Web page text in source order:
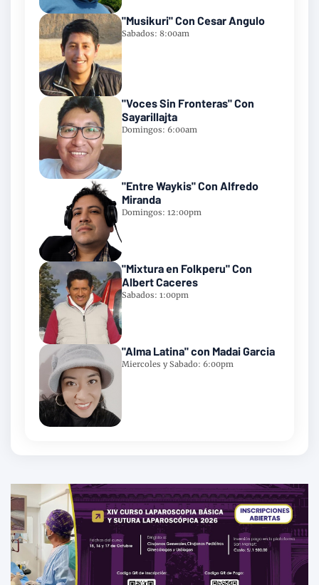
"Musikuri" Con Cesar Angulo
Sabados: 8:00am
"Voces Sin Fronteras" Con
Sayarillajta
Domingos: 6:00am
"Entre Waykis" Con Alfredo
Miranda
Domingos: 12:00pm
"Mixtura en Folkperu" Con
Albert Caceres
Sabados: 1:00pm
"Alma Latina" con Madai Garcia
Miercoles y Sabado: 6:00pm